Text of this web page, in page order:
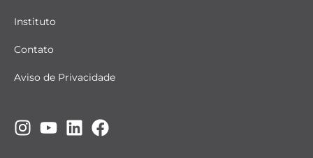
Instituto
Contato
Aviso de Privacidade